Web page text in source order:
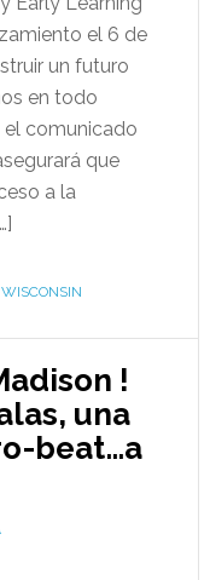
el 6 de
un futuro
en todo
el comunicado
que
a la
WISCONSIN
!
una
beat…a